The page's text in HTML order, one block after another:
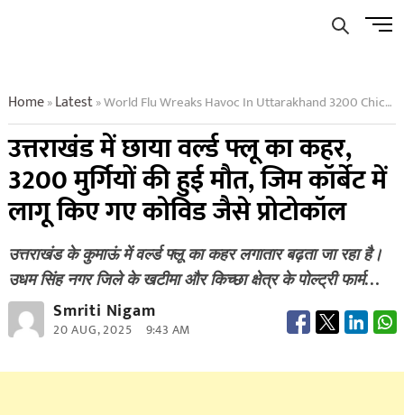
Menu
Home»Latest»World Flu Wreaks Havoc In Uttarakhand 3200 Chickens Die Covid Like Protocols Implemented In Jim Corbett
उत्तराखंड में छाया वर्ल्ड फ्लू का कहर,
3200 मुर्गियों की हुई मौत, जिम कॉर्बेट में
लागू किए गए कोविड जैसे प्रोटोकॉल
उत्तराखंड के कुमाऊं में वर्ल्ड फ्लू का कहर लगातार बढ़ता जा रहा है।
उधम सिंह नगर जिले के खटीमा और किच्छा क्षेत्र के पोल्ट्री फार्म…
Smriti Nigam
20 AUG, 2025 9:43 AM